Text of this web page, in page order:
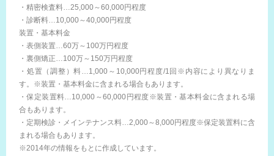
・精密検査料…25,000～60,000円程度
・診断料…10,000～40,000円程度
装置・基本料金
・表側装置…60万～100万円程度
・裏側矯正…100万～150万円程度
・処置（調整）料…1,000～10,000円程度/1回※内容により異なりま
す。※装置・基本料金に含まれる場合もあります。
・保定装置料…10,000～60,000円程度※装置・基本料金に含まれる場
合もあります。
・定期検診・メインテナンス料…2,000～8,000円程度※保定装置料に含
まれる場合もあります。
※2014年の情報をもとに作成しています。